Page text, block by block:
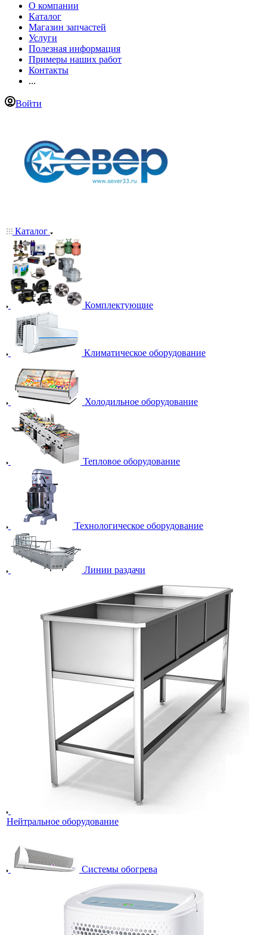
О компании
Каталог
Магазин запчастей
Услуги
Полезная информация
Примеры наших работ
Контакты
...
Войти
Каталог
Комплектующие
Климатическое оборудование
Холодильное оборудование
Тепловое оборудование
Технологическое оборудование
Линии раздачи
Нейтральное оборудование
Системы обогрева